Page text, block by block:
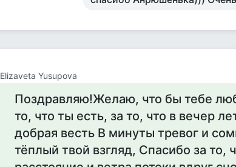
Elizaveta Yusupova
Поздравляю!Желаю, что бы тебе
то, что ты есть, за то, что в вечер
добрая весть В минуты тревог и
тёплый твой взгляд, Спасибо за то,